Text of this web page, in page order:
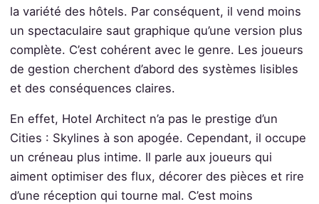
la variété des hôtels. Par conséquent, il vend moins
un spectaculaire saut graphique qu’une version plus
complète. C’est cohérent avec le genre. Les joueurs
de gestion cherchent d’abord des systèmes lisibles
et des conséquences claires.
En effet, Hotel Architect n’a pas le prestige d’un
Cities : Skylines à son apogée. Cependant, il occupe
un créneau plus intime. Il parle aux joueurs qui
aiment optimiser des flux, décorer des pièces et rire
d’une réception qui tourne mal. C’est moins